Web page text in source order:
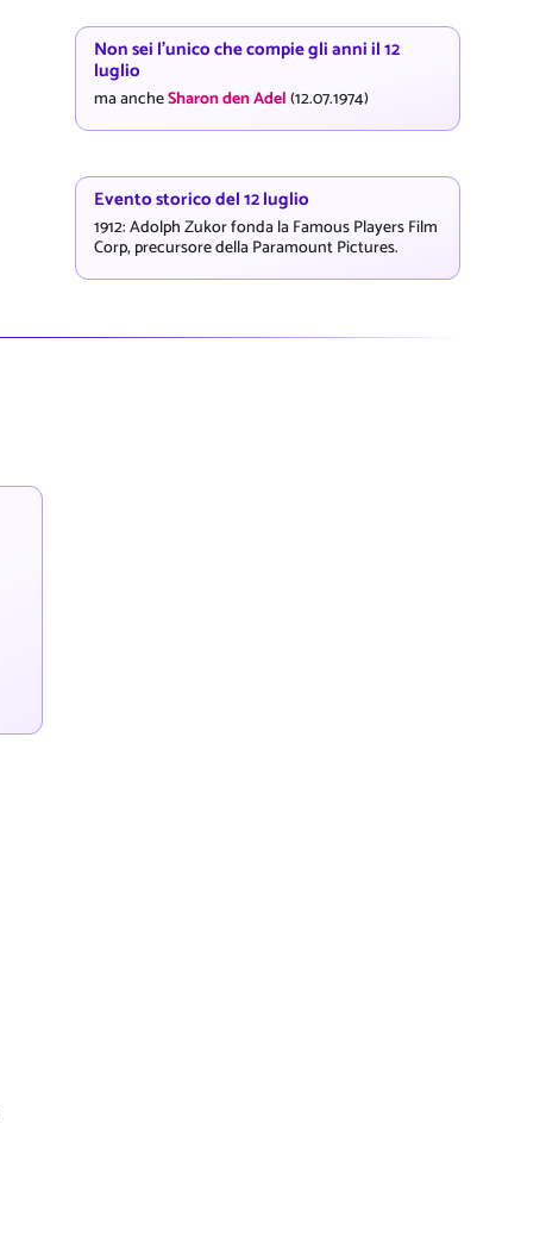
Non sei l'unico che compie gli anni il 12
luglio
ma ancheSharon den Adel(12.07.1974)
Evento storico del 12 luglio
1912: Adolph Zukor fonda la Famous Players Film
Corp, precursore della Paramount Pictures.